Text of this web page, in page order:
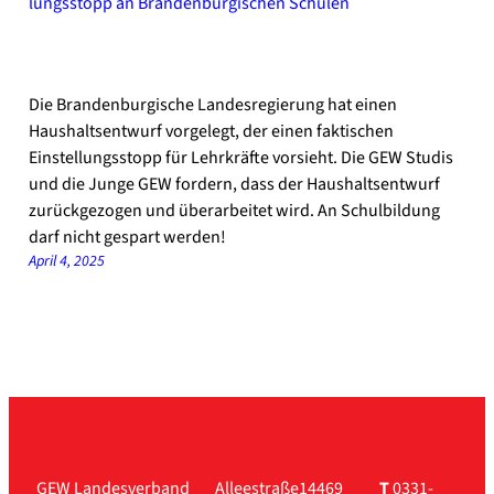
Die Brandenburgische Landesregierung hat einen
Haushaltsentwurf vorgelegt, der einen faktischen
Einstellungsstopp für Lehrkräfte vorsieht. Die GEW Studis
und die Junge GEW fordern, dass der Haushaltsentwurf
zurückgezogen und überarbeitet wird. An Schulbildung
darf nicht gespart werden!
April 4, 2025
GEW Landesverband Alleestraße14469 T0331-